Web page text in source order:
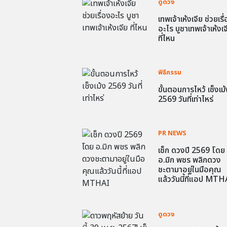
เทพเจ้าเห้งเจีย ช่วยเ
อะไร บูชาเทพเจ้าเห้งเ
ที่ไหน
พิธีกรรม
ขั้นตอนการไหว้ เช็งเ
2569 วันที่เท่าไหร่
PR NEWS
เช็ก ดวงปี 2569 โดย
อ.มิก พชร พลิกดวง
ชะตามาอยู่ในมือคุณ
แล้ววันนี้ที่แอป
ดูดวง